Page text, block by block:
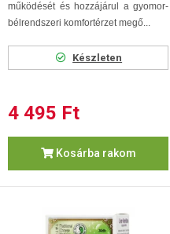
működését és hozzájárul a gyomor-
bélrendszeri komfortérzet megő...
Készleten
4 495 Ft
Kosárba rakom